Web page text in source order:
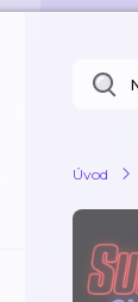
Úvod